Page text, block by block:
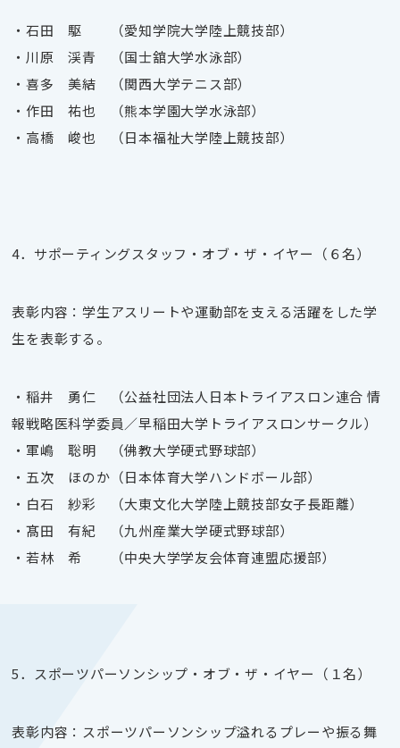
・石田 駆 （愛知学院大学陸上競技部）
・川原 渓青 （国士舘大学水泳部）
・喜多 美結 （関西大学テニス部）
・作田 祐也 （熊本学園大学水泳部）
・高橋 峻也 （日本福祉大学陸上競技部）
4．サポーティングスタッフ・オブ・ザ・イヤー（６名）
表彰内容：学生アスリートや運動部を支える活躍をした学
生を表彰する。
・稲井 勇仁 （公益社団法人日本トライアスロン連合 情
報戦略医科学委員／早稲田大学トライアスロンサークル）
・軍嶋 聡明 （佛教大学硬式野球部）
・五次 ほのか（日本体育大学ハンドボール部）
・白石 紗彩 （大東文化大学陸上競技部女子長距離）
・髙田 有紀 （九州産業大学硬式野球部）
・若林 希 （中央大学学友会体育連盟応援部）
5．スポーツパーソンシップ・オブ・ザ・イヤー（１名）
表彰内容：スポーツパーソンシップ溢れるプレーや振る舞